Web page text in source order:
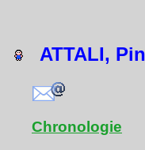
ATTALI,
Chronologie